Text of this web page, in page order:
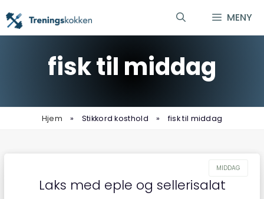
til
MENY
fisk til middag
Hjem » Stikkord kosthold » fisk til middag
Laks med eple og sellerisalat